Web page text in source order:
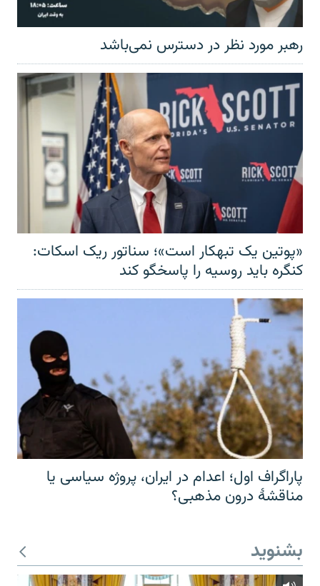
رهبر مورد نظر در دسترس نمی‌باشد
«پوتین یک تبهکار است»؛ سناتور ریک اسکات:
کنگره باید روسیه را پاسخگو کند
پاراگراف اول؛ اعدام در ایران، پروژه سیاسی یا
مناقشهٔ درون مذهبی؟
بشنوید